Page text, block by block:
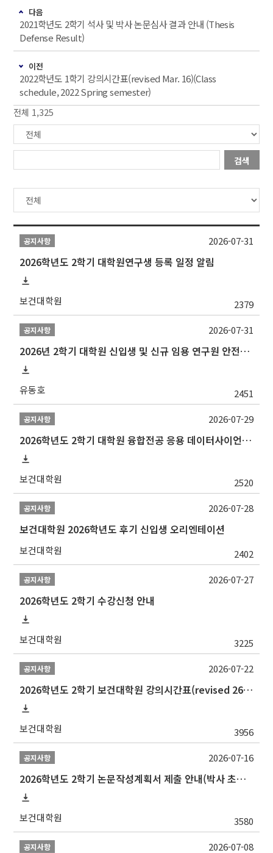
다음
2021학년도 2학기 석사 및 박사 논문심사 결과 안내 (Thesis
Defense Result)
이전
2022학년도 1학기 강의시간표(revised Mar. 16)(Class
schedule, 2022 Spring semester)
전체 1,325
검색
공지사항
2026학년도 2학기 대학원연구생 등록 일정 알림
보건대학원 2379
2026-07-31
공지사항
2026년 2학기 대학원 신입생 및 신규 임용 연구원 안전환경교육(신규교육) 실시 안내
유동호 2451
2026-07-31
공지사항
2026학년도 2학기 대학원 융합전공 응용 데이터사이언스 선발 계획 알림
보건대학원 2520
2026-07-29
공지사항
보건대학원 2026학년도 후기 신입생 오리엔테이션
보건대학원 2402
2026-07-28
공지사항
2026학년도 2학기 수강신청 안내
보건대학원 3225
2026-07-27
공지사항
2026학년도 2학기 보건대학원 강의시간표(revised 260803)(2026 2nd SEMESTER SNU GSPH TIMETABLE)
보건대학원 3956
2026-07-22
공지사항
2026학년도 2학기 논문작성계획서 제출 안내(박사 초심 일정 포함)_Thesis Proposal
보건대학원 3580
2026-07-16
공지사항 2026-07-08